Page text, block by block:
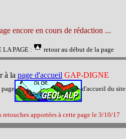
encore en cours de rédaction ...
LA PAGE : retour au début de la page
à la page d'accueil GAP-DIGNE
d'accueil du site
retouches apportées à cette page le3/10/17